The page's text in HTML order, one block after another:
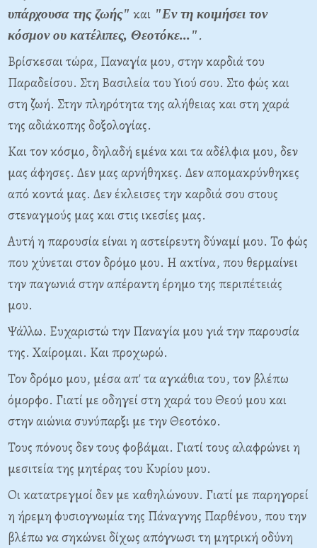
υπάρχουσα της ζωής" και "Εν τη κοιμήσει τον
κόσμον ου κατέλιπες, Θεοτόκε...".
Βρίσκεσαι τώρα, Παναγία μου, στην καρδιά του
Παραδείσου. Στη Βασιλεία του Υιού σου. Στο φώς και
στη ζωή. Στην πληρότητα της αλήθειας και στη χαρά
της αδιάκοπης δοξολογίας.
Και τον κόσμο, δηλαδή εμένα και τα αδέλφια μου, δεν
μας άφησες. Δεν μας αρνήθηκες. Δεν απομακρύνθηκες
από κοντά μας. Δεν έκλεισες την καρδιά σου στους
στεναγμούς μας και στις ικεσίες μας.
Αυτή η παρουσία είναι η αστείρευτη δύναμί μου. Το φώς
που χύνεται στον δρόμο μου. Η ακτίνα, που θερμαίνει
την παγωνιά στην απέραντη έρημο της περιπέτειάς
μου.
Ψάλλω. Ευχαριστώ την Παναγία μου γιά την παρουσία
της. Χαίρομαι. Και προχωρώ.
Τον δρόμο μου, μέσα απ' τα αγκάθια του, τον βλέπω
όμορφο. Γιατί με οδηγεί στη χαρά του Θεού μου και
στην αιώνια συνύπαρξι με την Θεοτόκο.
Τους πόνους δεν τους φοβάμαι. Γιατί τους αλαφρώνει η
μεσιτεία της μητέρας του Κυρίου μου.
Οι κατατρεγμοί δεν με καθηλώνουν. Γιατί με παρηγορεί
η ήρεμη φυσιογνωμία της Πάναγνης Παρθένου, που την
βλέπω να σηκώνει δίχως απόγνωσι τη μητρική οδύνη